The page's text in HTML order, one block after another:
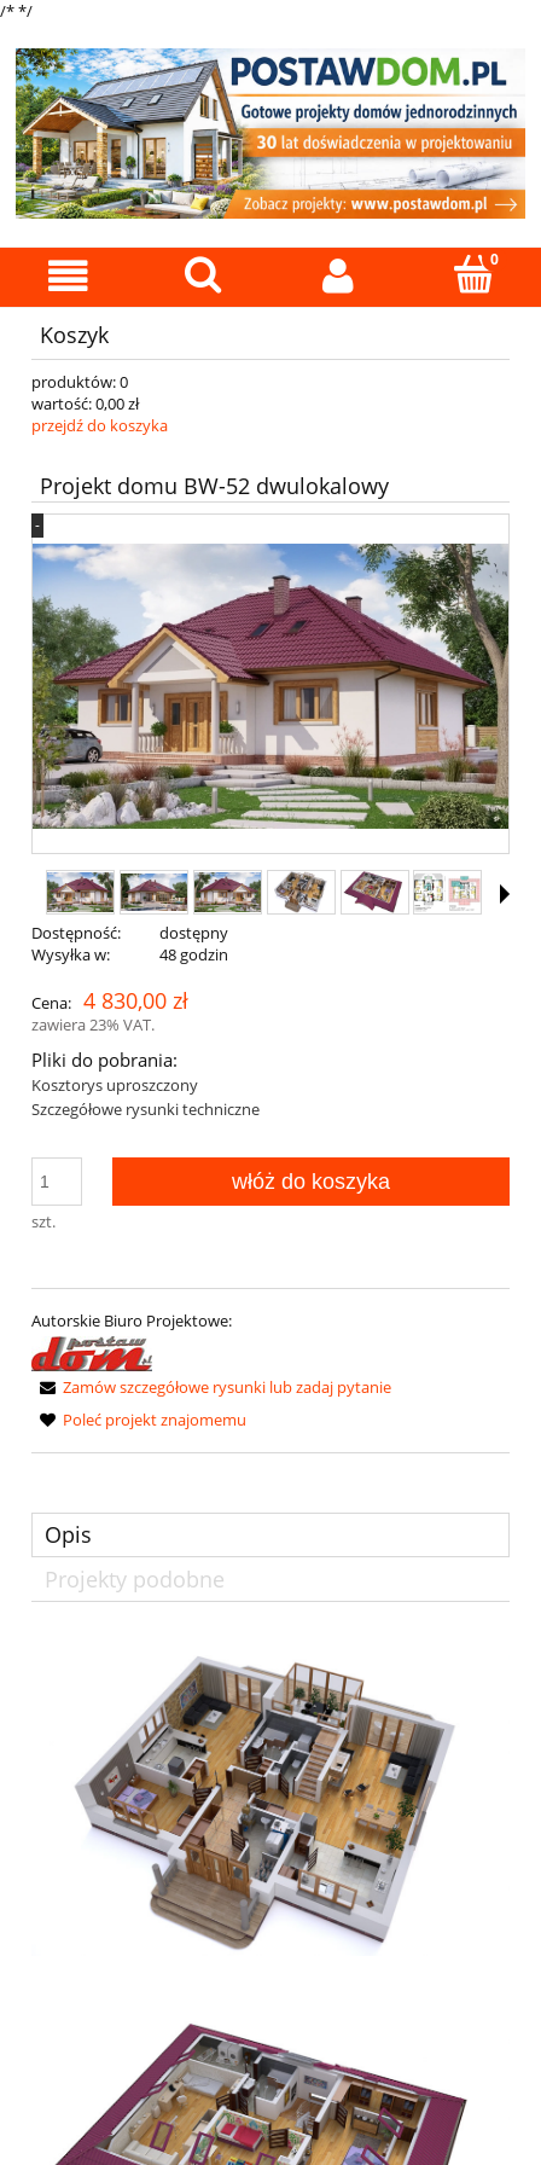
/**/
Koszyk
produktów:0
wartość:0,00 zł
przejdź do koszyka
Projekt domu BW-52 dwulokalowy
-
Dostępność:
dostępny
Wysyłka w:
48 godzin
Cena: 4 830,00 zł
zawiera 23% VAT.
Pliki do pobrania:
Kosztorys uproszczony
Szczegółowe rysunki techniczne
szt.
włóż do koszyka
Autorskie Biuro Projektowe:
Zamów szczegółowe rysunki lub zadaj pytanie
Poleć projekt znajomemu
Opis
Projekty podobne